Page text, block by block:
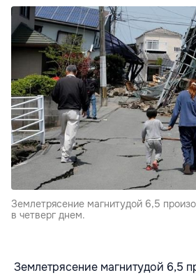
Землетрясение магнитудой 6,5
в четверг днем.
Землетрясение магнитудой 6,5